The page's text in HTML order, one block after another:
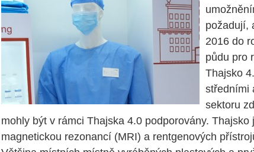
požadují,
2016 do
půdu pro
Thajsko
středními
sektoru
mohly být v rámci Thajska 4.0 podporovány.
magnetickou rezonancí (MRI) a rentgenových